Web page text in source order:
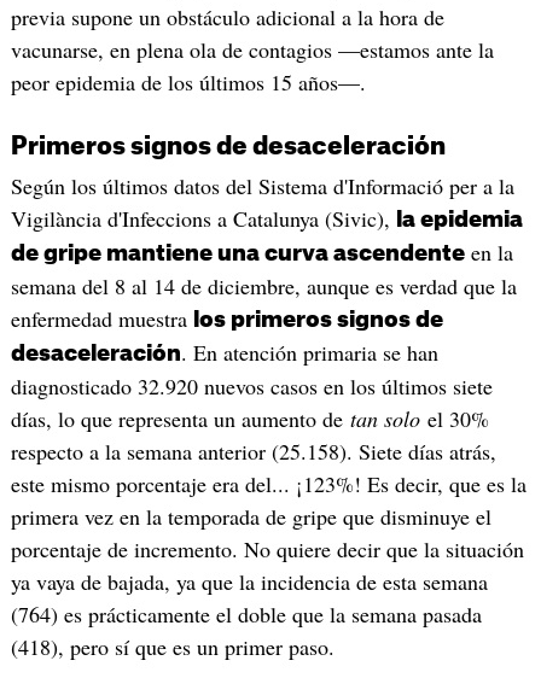
previa supone un obstáculo adicional a la hora de
vacunarse, en plena ola de contagios —estamos ante la
peor epidemia de los últimos 15 años—.
Primeros signos de desaceleración
Según los últimos datos del Sistema d'Informació per a la
Vigilància d'Infeccions a Catalunya (Sivic),
la epidemia
de gripe mantiene una curva ascendenteen la
semana del 8 al 14 de diciembre, aunque es verdad que la
enfermedad muestra los primeros signos de
desaceleración. En atención primaria se han
diagnosticado 32.920 nuevos casos en los últimos siete
días, lo que representa un aumento de tan soloel 30%
respecto a la semana anterior (25.158). Siete días atrás,
este mismo porcentaje era del... ¡123%! Es decir, que es la
primera vez en la temporada de gripe que disminuye el
porcentaje de incremento. No quiere decir que la situación
ya vaya de bajada, ya que la incidencia de esta semana
(764) es prácticamente el doble que la semana pasada
(418), pero sí que es un primer paso.